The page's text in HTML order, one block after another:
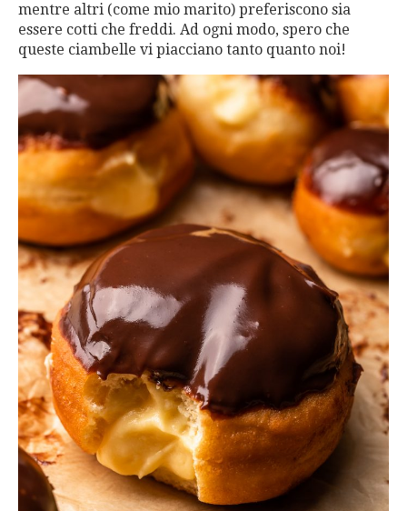
mentre altri (come mio marito) preferiscono sia
essere cotti che freddi. Ad ogni modo, spero che
queste ciambelle vi piacciano tanto quanto noi!